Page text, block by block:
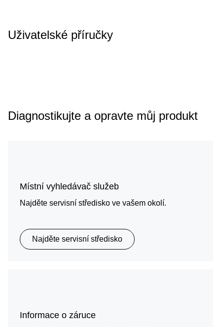
Uživatelské příručky
Diagnostikujte a opravte můj produkt
Místní vyhledávač služeb
Najděte servisní středisko ve vašem okolí.
Najděte servisní středisko
Informace o záruce